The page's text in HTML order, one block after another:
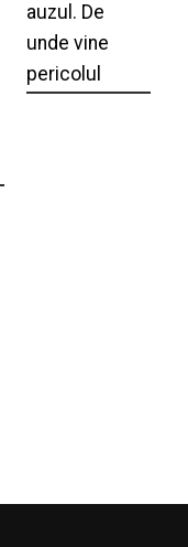
auzul. De
unde vine
pericolul